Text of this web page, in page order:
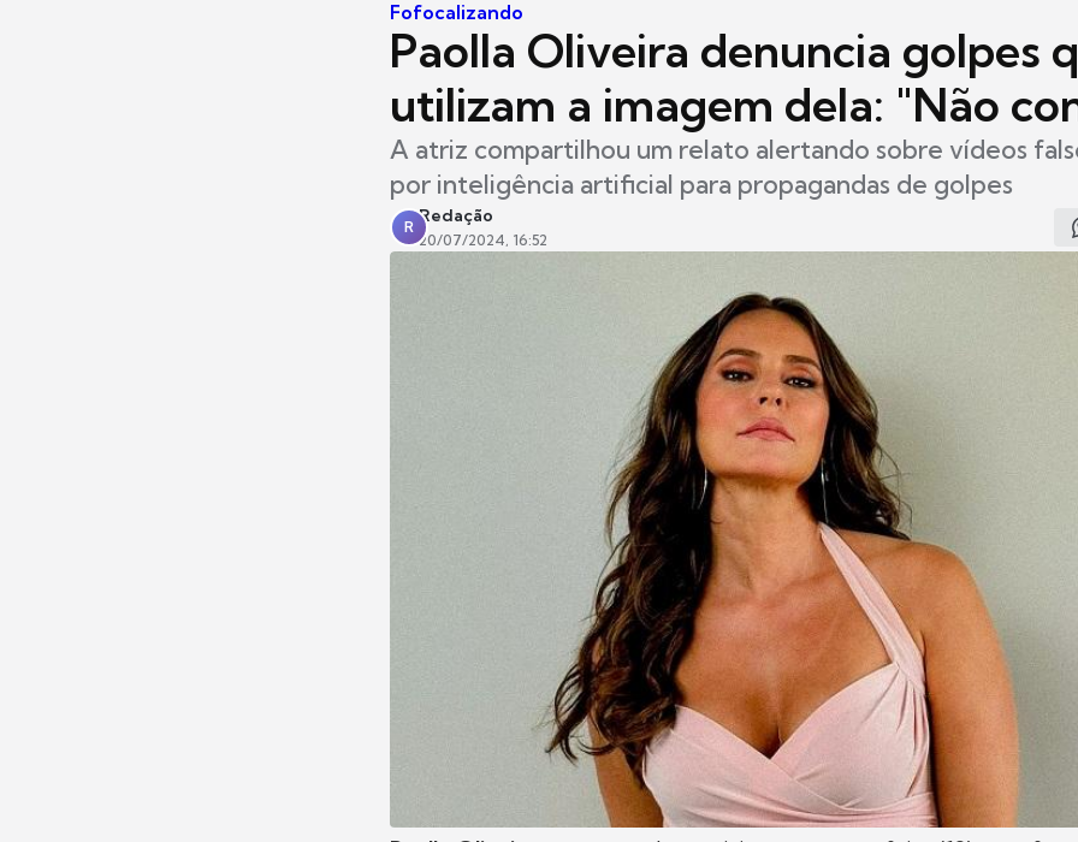
Fofocalizando
Paolla Oliveira denuncia golpes
utilizam a imagem dela: "Não
A atriz compartilhou um relato alertando sobre vídeos
por inteligência artificial para propagandas de golpes
R
Redação
20/07/2024, 16:52